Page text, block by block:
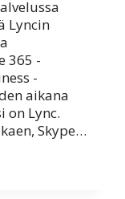
Lyncin
365 -
-
aikana
on Lync.
Skype…